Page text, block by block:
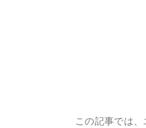
この記事では